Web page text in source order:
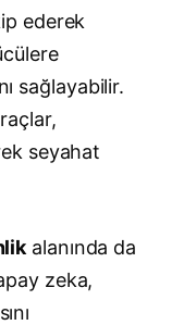
ederek
sağlayabilir.
seyahat
alanında da
zeka,